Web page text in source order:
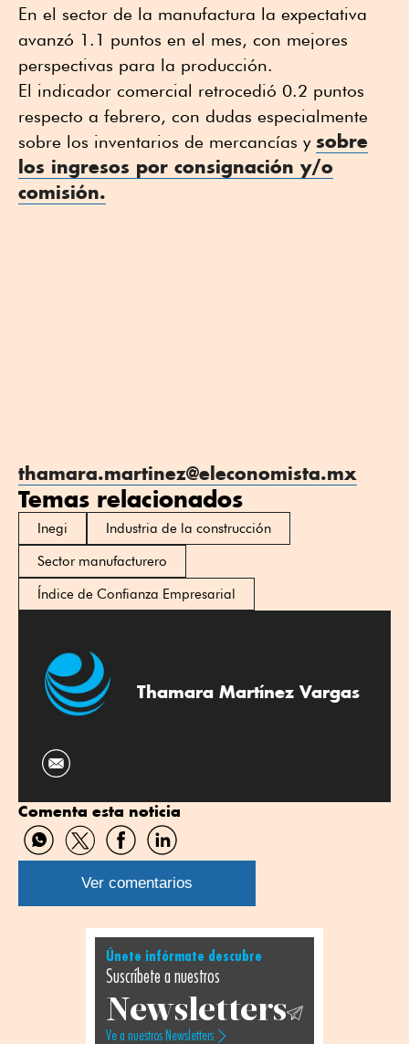
En el sector de la manufactura la expectativa
avanzó 1.1 puntos en el mes, con mejores
perspectivas para la producción.
El indicador comercial retrocedió 0.2 puntos
respecto a febrero, con dudas especialmente
sobre los inventarios de mercancías y sobre
los ingresos por consignación y/o
comisión.
thamara.martinez@eleconomista.mx
Temas relacionados
Inegi
Industria de la construcción
Sector manufacturero
Índice de Confianza Empresarial
Thamara Martínez Vargas
Comenta esta noticia
Compartir
por
WhatsApp
Compartir
por
Twitter
Compartir
por
Facebook
Compartir
por
Linkedin
Ver comentarios
Únete infórmate descubre
Suscríbete a nuestros
Newsletters
Ve a nuestros Newsletters